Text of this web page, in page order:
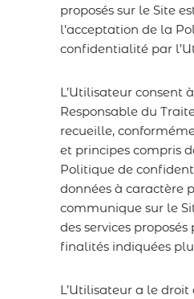
proposés sur le Site
l’acceptation de la
confidentialité par
L’Utilisateur consent
Responsable du
recueille,
et principes compris
Politique de
données à caractère
communique sur le
des services proposés
finalités indiquées
L’Utilisateur a le droit